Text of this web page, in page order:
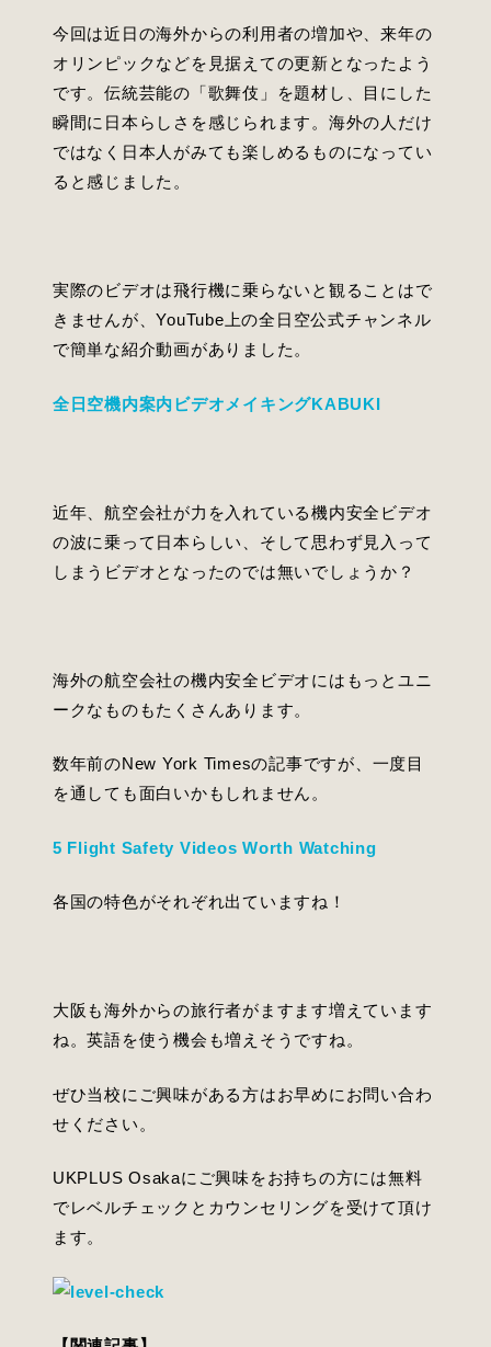
出張レッスン
アカデミックスタディスキル
アカデミックライティング
パーソナルステートメント
エグゼクティブ・イングリッシュ
今回は近日の海外からの利用者の増加や、来年の
オリンピックなどを見据えての更新となったよう
です。伝統芸能の「歌舞伎」を題材し、目にした
瞬間に日本らしさを感じられます。海外の人だけ
ではなく日本人がみても楽しめるものになってい
ると感じました。
実際のビデオは飛行機に乗らないと観ることはで
きませんが、YouTube上の全日空公式チャンネル
で簡単な紹介動画がありました。
全日空機内案内ビデオメイキングKABUKI
近年、航空会社が力を入れている機内安全ビデオ
の波に乗って日本らしい、そして思わず見入って
しまうビデオとなったのでは無いでしょうか？
海外の航空会社の機内安全ビデオにはもっとユニ
ークなものもたくさんあります。
数年前のNew York Timesの記事ですが、一度目
を通しても面白いかもしれません。
5 Flight Safety Videos Worth Watching
各国の特色がそれぞれ出ていますね！
大阪も海外からの旅行者がますます増えています
ね。英語を使う機会も増えそうですね。
ぜひ当校にご興味がある方はお早めにお問い合わ
せください。
UKPLUS Osakaにご興味をお持ちの方には無料
でレベルチェックとカウンセリングを受けて頂け
ます。